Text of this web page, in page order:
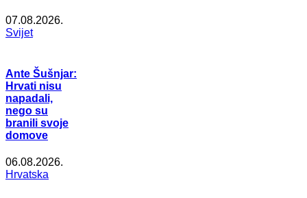
07.08.2026.
Svijet
Ante Šušnjar:
Hrvati nisu
napadali,
nego su
branili svoje
domove
06.08.2026.
Hrvatska